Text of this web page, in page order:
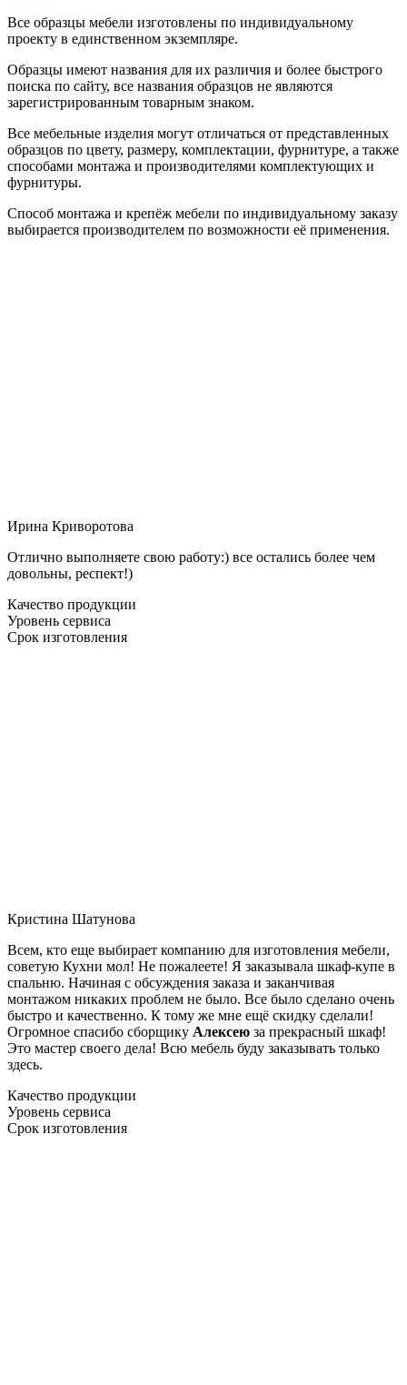
Все образцы мебели изготовлены по индивидуальному
проекту в единственном экземпляре.
Образцы имеют названия для их различия и более быстрого
поиска по сайту, все названия образцов не являются
зарегистрированным товарным знаком.
Все мебельные изделия могут отличаться от представленных
образцов по цвету, размеру, комплектации, фурнитуре, а также
способами монтажа и производителями комплектующих и
фурнитуры.
Способ монтажа и крепёж мебели по индивидуальному заказу
выбирается производителем по возможности её применения.
Ирина Криворотова
Отлично выполняете свою работу:) все остались более чем
довольны, респект!)
Качество продукции
Уровень сервиса
Срок изготовления
Кристина Шатунова
Всем, кто еще выбирает компанию для изготовления мебели,
советую Кухни мол! Не пожалеете! Я заказывала шкаф-купе в
спальню. Начиная с обсуждения заказа и заканчивая
монтажом никаких проблем не было. Все было сделано очень
быстро и качественно. К тому же мне ещё скидку сделали!
Огромное спасибо сборщику Алексею за прекрасный шкаф!
Это мастер своего дела! Всю мебель буду заказывать только
здесь.
Качество продукции
Уровень сервиса
Срок изготовления